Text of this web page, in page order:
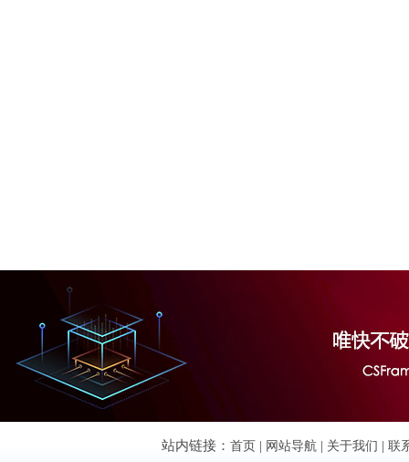
站内链接： 首页 | 网站导航 | 关于我们 | 联